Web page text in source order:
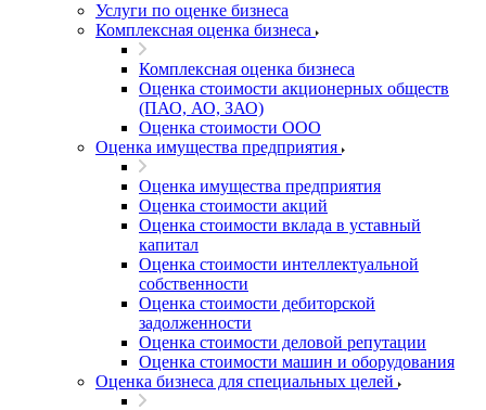
Услуги по оценке бизнеса
Комплексная оценка бизнеса
Комплексная оценка бизнеса
Оценка стоимости акционерных обществ
(ПАО, АО, ЗАО)
Оценка стоимости ООО
Оценка имущества предприятия
Оценка имущества предприятия
Оценка стоимости акций
Оценка стоимости вклада в уставный
капитал
Оценка стоимости интеллектуальной
собственности
Оценка стоимости дебиторской
задолженности
Оценка стоимости деловой репутации
Оценка стоимости машин и оборудования
Оценка бизнеса для специальных целей